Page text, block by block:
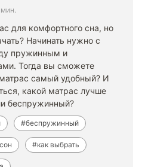
мин.
для комфортного сна, но
Начинать нужно с
пружинным и
Тогда вы сможете
самый удобный? И
какой матрас лучше
беспружинный?
#беспружинный
#как выбрать